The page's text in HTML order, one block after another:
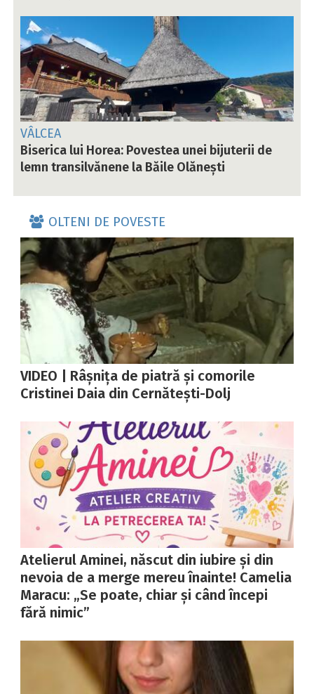
VÂLCEA
Biserica lui Horea: Povestea unei bijuterii de
lemn transilvănene la Băile Olănești
OLTENI DE POVESTE
VIDEO | Râșnița de piatră și comorile
Cristinei Daia din Cernătești-Dolj
Atelierul Aminei, născut din iubire și din
nevoia de a merge mereu înainte! Camelia
Maracu: „Se poate, chiar și când începi
fără nimic”